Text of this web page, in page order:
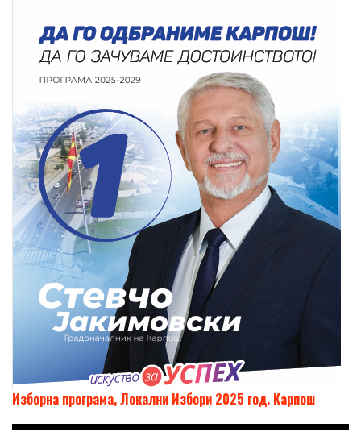
Изборна програма, Локални Избори 2025 год. Карпош